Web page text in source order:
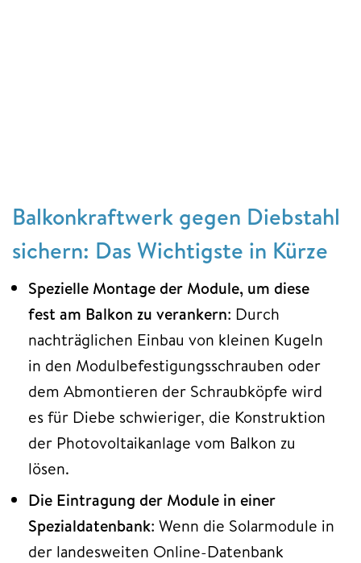
Balkonkraftwerk gegen Diebstahl
sichern: Das Wichtigste in Kürze
Spezielle Montage der Module, um diese
fest am Balkon zu verankern: Durch
nachträglichen Einbau von kleinen Kugeln
in den Modulbefestigungsschrauben oder
dem Abmontieren der Schraubköpfe wird
es für Diebe schwieriger, die Konstruktion
der Photovoltaikanlage vom Balkon zu
lösen.
Die Eintragung der Module in einer
Spezialdatenbank: Wenn die Solarmodule in
der landesweiten Online-Datenbank